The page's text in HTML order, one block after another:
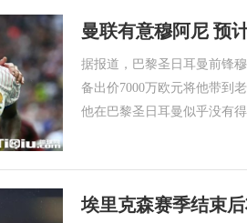
曼联有意穆阿尼 预
据报道，巴黎圣日耳曼前锋
备出价7000万欧元将他带到
他在巴黎圣日耳曼似乎没有
埃里克森赛季结束